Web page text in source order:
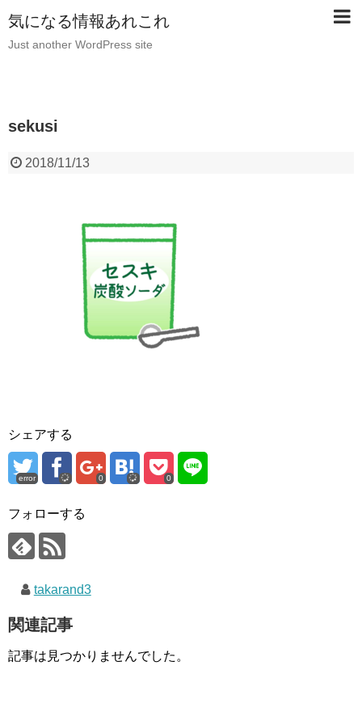
気になる情報あれこれ
Just another WordPress site
sekusi
2018/11/13
シェアする
error 0 0
フォローする
takarand3
関連記事
記事は見つかりませんでした。